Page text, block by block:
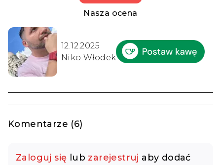
Nasza ocena
12.12.2025
Niko Włodek
Komentarze (6)
Zaloguj się lub zarejestruj aby dodać